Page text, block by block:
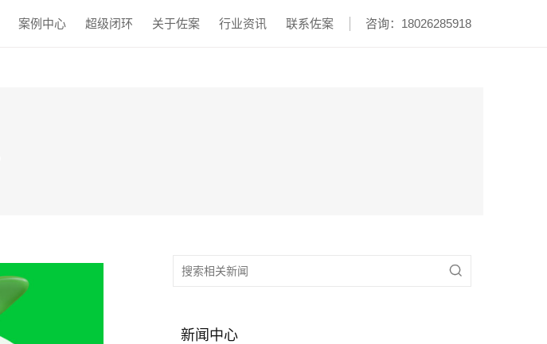
咨询：18026285918
案例中心 超级闭环 关于佐案 行业资讯 联系佐案

新闻中心